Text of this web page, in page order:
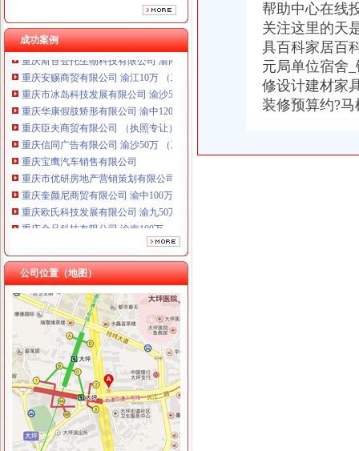
成功案例
重庆欧氏科技发展有限公司 渝九50万 （进出口权）
重庆金品科技有限公司 渝南100万 （进出口权）
重庆斯苔登托生物科技有限公司 渝南10万 （工商注册）
重庆安赐商贸有限公司 渝江10万 （工商注册）
重庆市冰岛科技发展有限公司 渝沙50万 （进出口权）
重庆华康假肢矫形有限公司 渝中120万 （增资）
重庆臣夫商贸有限公司 （执照专让）
重庆信同广告有限公司 渝沙50万 （工商注册）
重庆宝鹰汽车销售有限公司
重庆市优研房地产营销策划有限公司
重庆奎颜尼商贸有限公司 渝中100万 （工商注册）
重庆欧氏科技发展有限公司 渝九50万 （进出口权）
重庆金品科技有限公司 渝南100万 （进出口权）
重庆安赐商贸有限公司 渝江10万 （工商注册）
重庆市冰岛科技发展有限公司 渝沙50万 （进出口权）
重庆华康假肢矫形有限公司 渝中120万 （增资）
公司位置（地图）
铜元局办公司
铜元局-重庆爱问分类
海外2018年大清铜中间粤字市场价值快速出式免费鉴定深圳展会布
重庆渝开发股份有限公司2011年半年度报告
渝开发：预计2013年度日常关联交易_股票频道_同花顺财经
帮助中心在线
关注这里的天
具百科家居百
元局单位宿舍
修设计建材家
装修预算约?马